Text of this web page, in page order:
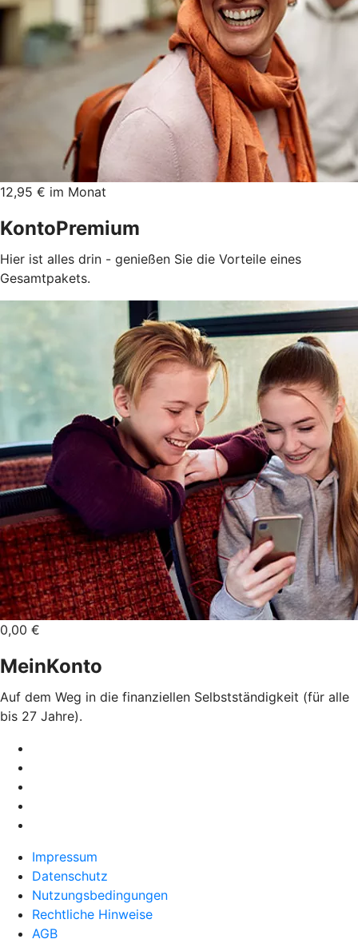
12,95 € im Monat
KontoPremium
Hier ist alles drin - genießen Sie die Vorteile eines
Gesamtpakets.
0,00 €
MeinKonto
Auf dem Weg in die finanziellen Selbstständigkeit (für alle
bis 27 Jahre).
Impressum
Datenschutz
Nutzungsbedingungen
Rechtliche Hinweise
AGB